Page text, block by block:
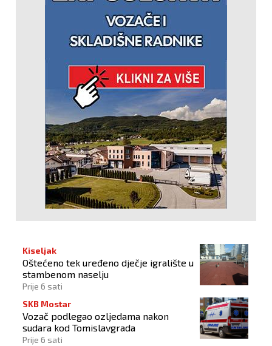
Kiseljak
Oštećeno tek uređeno dječje igralište u
stambenom naselju
Prije 6 sati
SKB Mostar
Vozač podlegao ozljedama nakon
sudara kod Tomislavgrada
Prije 6 sati